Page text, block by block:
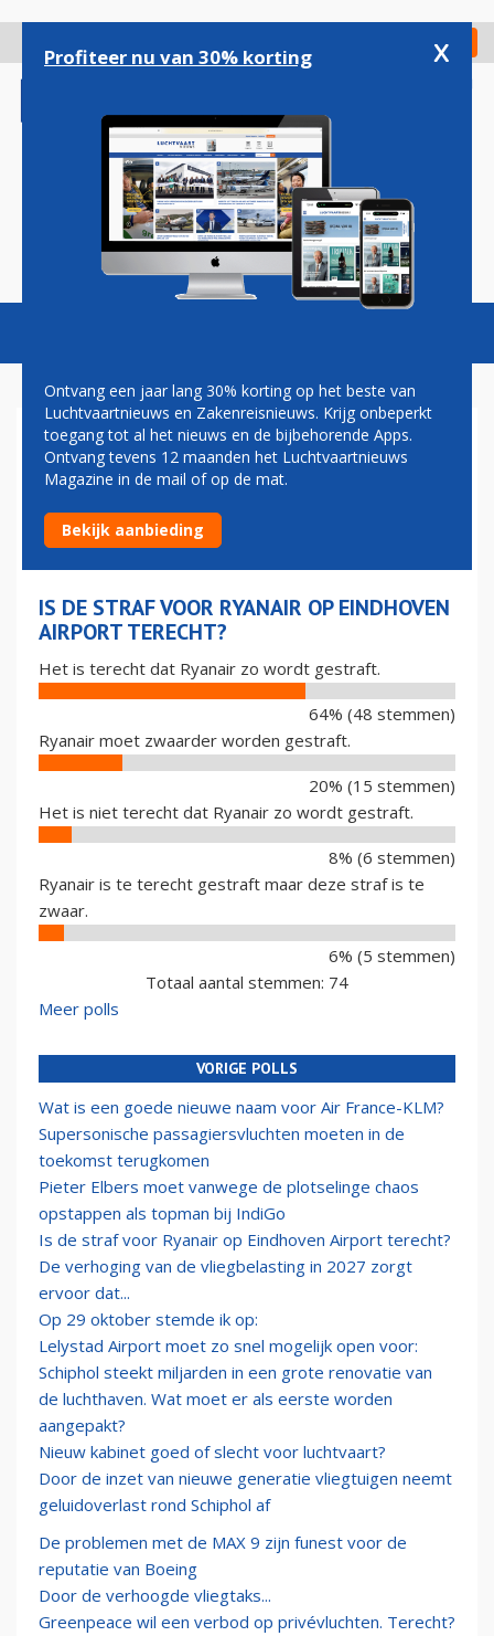
gaan
Check in
Magazine Podcasts Vacatures
IS DE STRAF VOOR RYANAIR
OP EINDHOVEN AIRPORT
TERECHT?
IS DE STRAF VOOR RYANAIR OP EINDHOVEN
AIRPORT TERECHT?
Het is terecht dat Ryanair zo wordt gestraft.
64% (48 stemmen)
Ryanair moet zwaarder worden gestraft.
20% (15 stemmen)
Het is niet terecht dat Ryanair zo wordt gestraft.
8% (6 stemmen)
Ryanair is te terecht gestraft maar deze straf is te
zwaar.
6% (5 stemmen)
Totaal aantal stemmen: 74
Meer polls
VORIGE POLLS
Wat is een goede nieuwe naam voor Air France-KLM?
Supersonische passagiersvluchten moeten in de
toekomst terugkomen
Pieter Elbers moet vanwege de plotselinge chaos
opstappen als topman bij IndiGo
Is de straf voor Ryanair op Eindhoven Airport terecht?
De verhoging van de vliegbelasting in 2027 zorgt
ervoor dat...
Op 29 oktober stemde ik op:
Lelystad Airport moet zo snel mogelijk open voor:
Schiphol steekt miljarden in een grote renovatie van
de luchthaven. Wat moet er als eerste worden
aangepakt?
Nieuw kabinet goed of slecht voor luchtvaart?
Door de inzet van nieuwe generatie vliegtuigen neemt
geluidoverlast rond Schiphol af
De problemen met de MAX 9 zijn funest voor de
reputatie van Boeing
Door de verhoogde vliegtaks...
Greenpeace wil een verbod op privévluchten. Terecht?
Profiteer nu van 30% korting x
Ontvang een jaar lang 30% korting op het beste van
Luchtvaartnieuws en Zakenreisnieuws. Krijg onbeperkt
toegang tot al het nieuws en de bijbehorende Apps.
Ontvang tevens 12 maanden het Luchtvaartnieuws
Magazine in de mail of op de mat.
Bekijk aanbieding